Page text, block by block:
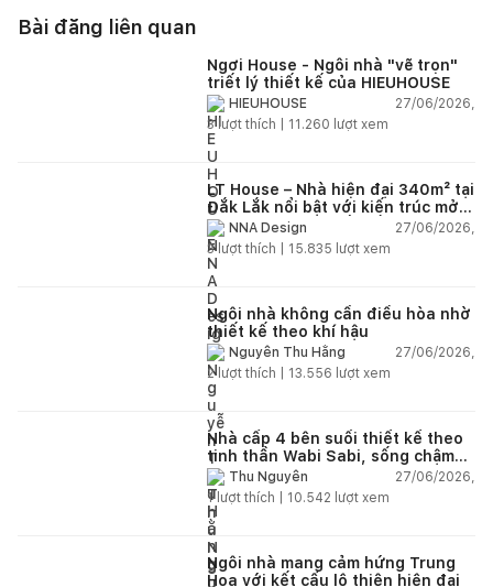
Bài đăng liên quan
Ngơi House - Ngôi nhà "vẽ trọn"
triết lý thiết kế của HIEUHOUSE
HIEUHOUSE
27/06/2026,
3lượt thích | 11.260 lượt xem
LT House – Nhà hiện đại 340m² tại
Đắk Lắk nổi bật với kiến trúc mở
và hệ sân vườn kết nối thiên
nhiên
NNA Design
27/06/2026,
3lượt thích | 15.835 lượt xem
Ngôi nhà không cần điều hòa nhờ
thiết kế theo khí hậu
Nguyễn Thu Hằng
27/06/2026,
2lượt thích | 13.556 lượt xem
Nhà cấp 4 bên suối thiết kế theo
tinh thần Wabi Sabi, sống chậm
giữa thiên nhiên
Thu Nguyễn
27/06/2026,
1lượt thích | 10.542 lượt xem
Ngôi nhà mang cảm hứng Trung
Hoa với kết cấu lộ thiên hiện đại